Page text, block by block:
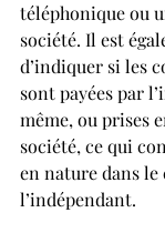
téléphonique ou
société. Il est
d’indiquer si les
sont payées par
même, ou prises
société, ce qui
en nature dans le
l’indépendant.